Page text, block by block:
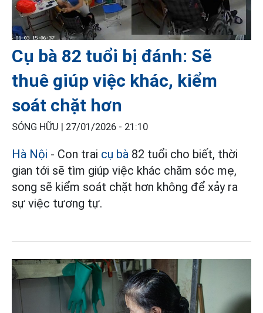
Cụ bà 82 tuổi bị đánh: Sẽ
thuê giúp việc khác, kiểm
soát chặt hơn
SÓNG HỮU | 27/01/2026 - 21:10
Hà Nội - Con trai cụ bà 82 tuổi cho biết, thời
gian tới sẽ tìm giúp việc khác chăm sóc mẹ,
song sẽ kiểm soát chặt hơn không để xảy ra
sự việc tương tự.